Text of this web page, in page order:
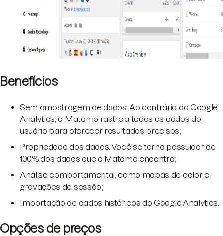
Benefícios
Sem amostragem de dados. Ao contrário do Google
Analytics, a Matomo rastreia todos os dados do
usuário para oferecer resultados precisos;
Propriedade dos dados. Você se torna possuidor de
100% dos dados que a Matomo encontra;
Análise comportamental, como mapas de calor e
gravações de sessão;
Importação de dados históricos do Google Analytics.
Opções de preços